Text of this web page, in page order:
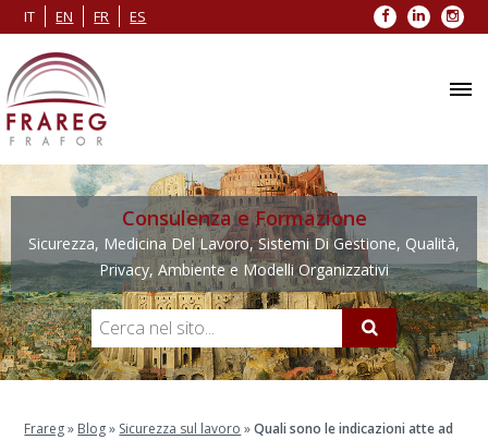
IT EN FR ES Facebook
LinkedIn
Consulenza e Formazione
Sicurezza, Medicina Del Lavoro, Sistemi Di Gestione, Qualità,
Privacy, Ambiente e Modelli Organizzativi
Frareg» Blog» Sicurezza sul lavoro »Quali sono le indicazioni atte ad